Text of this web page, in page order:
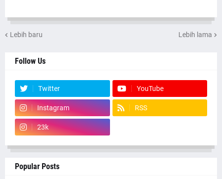
Lebih baru Lebih lama
Follow Us
Twitter YouTube
Instagram RSS
23k
Popular Posts